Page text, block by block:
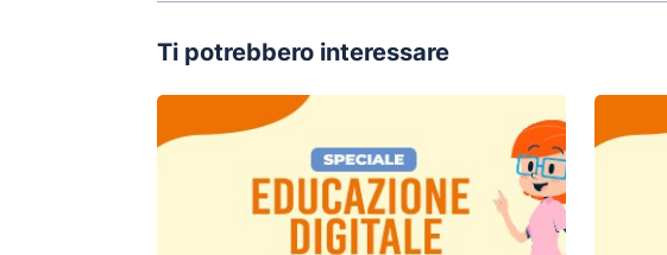
Ti potrebbero interessare